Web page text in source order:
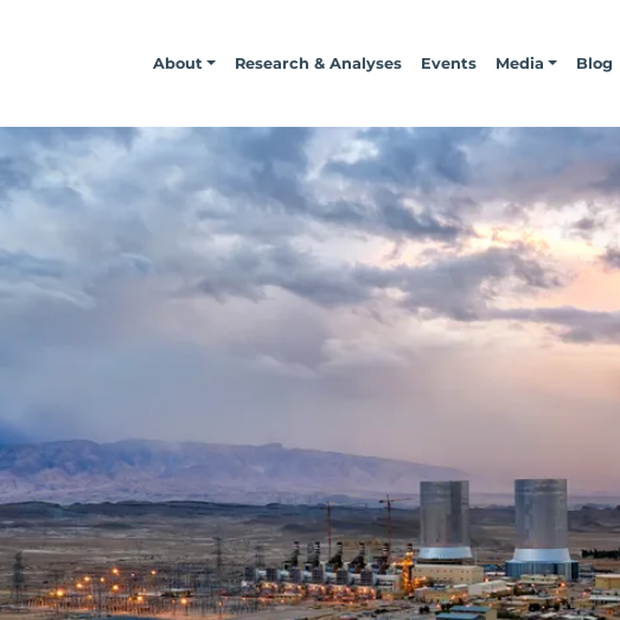
About Research & Analyses Events Media Blog